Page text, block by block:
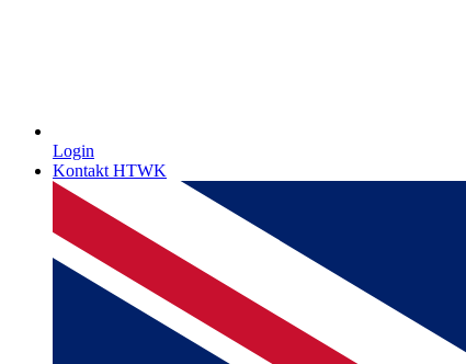
Login
Kontakt HTWK